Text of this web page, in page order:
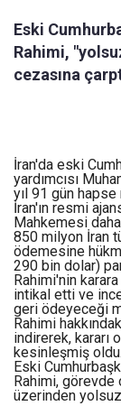
Eski
Rahimi,
cezasına
İran'da eski
yardımcısı
yıl 91 gün
İran'ın resmi
Mahkemesi
850 milyon İran
ödemesine
290 bin dolar)
Rahimi'nin
intikal etti ve
geri ödeyeceği
Rahimi
indirerek, kararı
kesinleşmiş oldu.
Eski
Rahimi,
üzerinden